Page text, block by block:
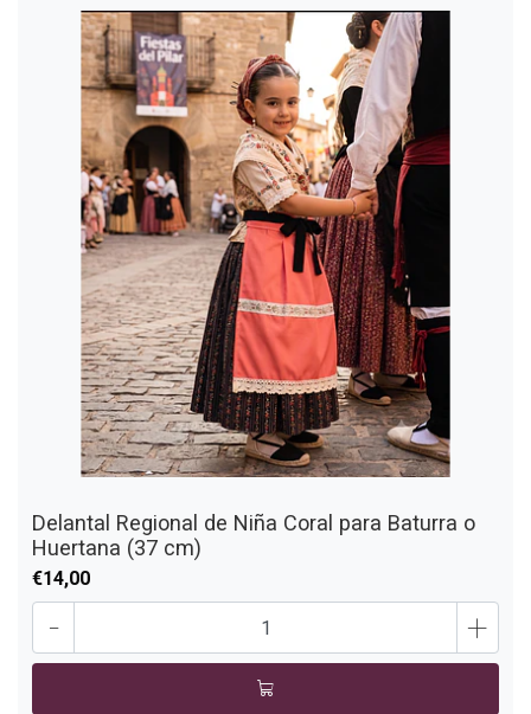
Delantal Regional de Niña Coral para Baturra o
Huertana (37 cm)
€14,00
- +